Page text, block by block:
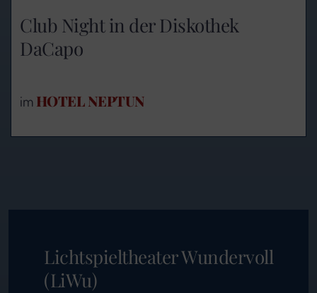
Club Night in der Diskothek
DaCapo
imHOTEL NEPTUN
Lichtspieltheater Wundervoll
(LiWu)